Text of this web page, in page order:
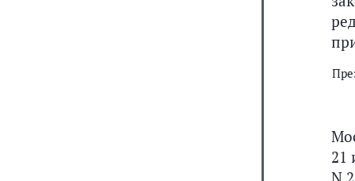
21